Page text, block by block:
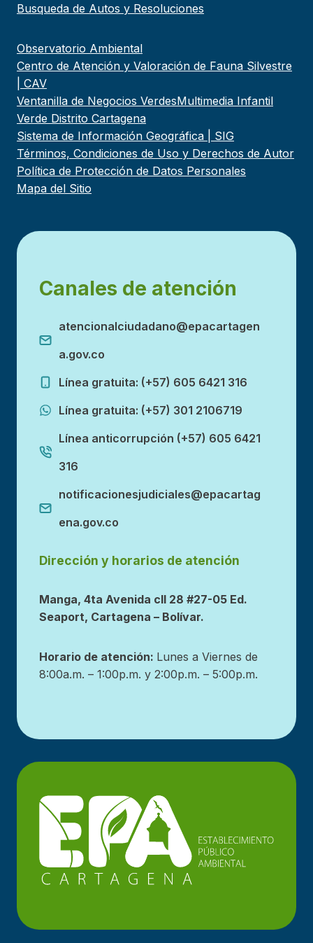
Busqueda de Autos y Resoluciones
Observatorio Ambiental
Centro de Atención y Valoración de Fauna Silvestre
| CAV
Ventanilla de Negocios VerdesMultimedia Infantil
Verde Distrito Cartagena
Sistema de Información Geográfica | SIG
Términos, Condiciones de Uso y Derechos de Autor
Política de Protección de Datos Personales
Mapa del Sitio
Canales de atención
atencionalciudadano@epacartagen
a.gov.co
Línea gratuita: (+57) 605 6421 316
Línea gratuita: (+57) 301 2106719
Línea anticorrupción (+57) 605 6421
316
notificacionesjudiciales@epacartag
ena.gov.co
Dirección y horarios de atención
Manga, 4ta Avenida cll 28 #27-05 Ed.
Seaport, Cartagena – Bolívar.
Horario de atención: Lunes a Viernes de
8:00a.m. – 1:00p.m. y 2:00p.m. – 5:00p.m.